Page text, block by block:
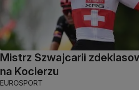
Mistrz Szwajcarii
na Kocierzu
EUROSPORT